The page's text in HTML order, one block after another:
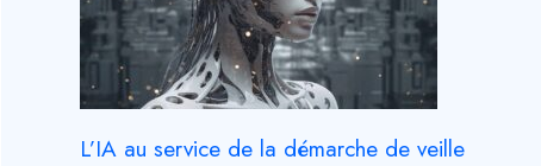
L’IA au service de la démarche de veille